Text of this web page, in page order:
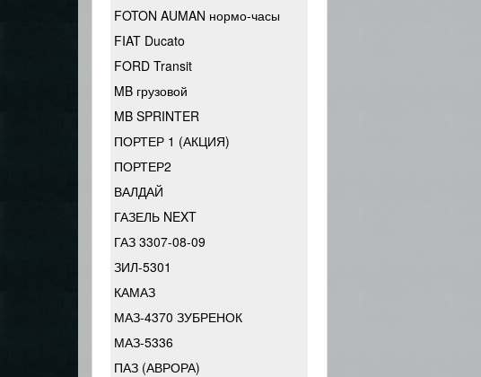
FOTON AUMAN нормо-часы
FIAT Ducato
FORD Transit
MB грузовой
MB SPRINTER
ПОРТЕР 1 (АКЦИЯ)
ПОРТЕР2
ВАЛДАЙ
ГАЗЕЛЬ NEXT
ГАЗ 3307-08-09
ЗИЛ-5301
КАМАЗ
МАЗ-4370 ЗУБРЕНОК
МАЗ-5336
ПАЗ (АВРОРА)